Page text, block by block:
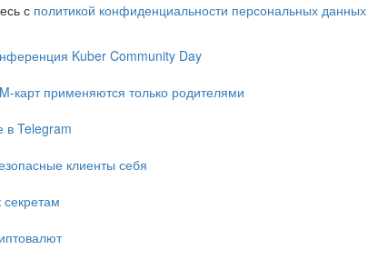
с политикой конфиденциальности персональных данных
Kuber Community Day
карт применяются только родителями
в Telegram
клиенты себя